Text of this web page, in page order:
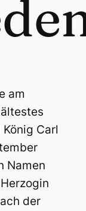
am
Carl
Namen
der